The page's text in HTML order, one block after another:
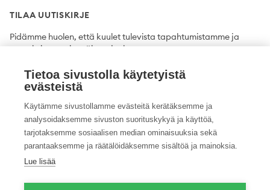
TILAA UUTISKIRJE
Pidämme huolen, että kuulet tulevista tapahtumistamme ja
uutuuksista ensimmäisten joukossa.
Tilaa
Twitter FacebookYouTubeInstagramLinkedIn
Tietoa sivustolla käytetyistä
evästeistä
Käytämme sivustollamme evästeitä kerätäksemme ja
analysoidaksemme sivuston suorituskykyä ja käyttöä,
tarjotaksemme sosiaalisen median ominaisuuksia sekä
parantaaksemme ja räätälöidäksemme sisältöä ja mainoksia.
Lue lisää